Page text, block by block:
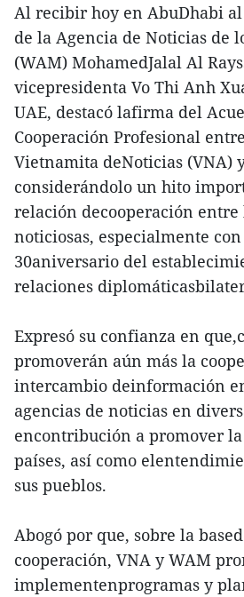
Al recibir hoy en AbuDhabi
de la Agencia de Noticias de
(WAM) MohamedJalal Al
vicepresidenta Vo Thi Anh
UAE, destacó lafirma del
Cooperación Profesional
Vietnamita deNoticias (VNA)
considerándolo un hito
relación decooperación entre
noticiosas, especialmente
30aniversario del
relaciones
Expresó su confianza en
promoverán aún más la
intercambio deinformación
agencias de noticias en
encontribución a promover
países, así como
sus pueblos.
Abogó por que, sobre la
cooperación, VNA y WAM
implementenprogramas y